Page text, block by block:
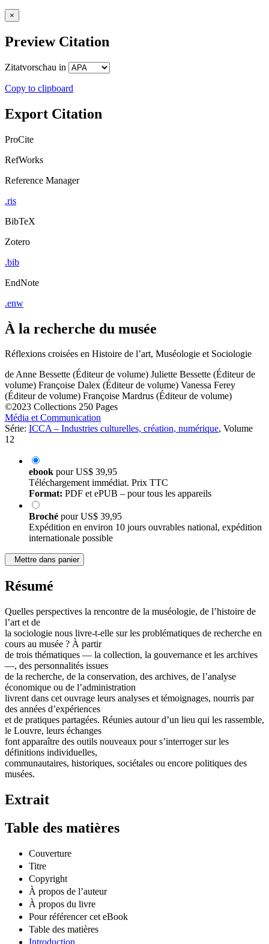
×
Preview Citation
Zitatvorschau in
Copy to clipboard
Export Citation
ProCite
RefWorks
Reference Manager
.ris
BibTeX
Zotero
.bib
EndNote
.enw
À la recherche du musée
Réflexions croisées en Histoire de l’art, Muséologie et Sociologie
deAnne Bessette (Éditeur de volume) Juliette Bessette (Éditeur de
volume) Françoise Dalex (Éditeur de volume) Vanessa Ferey
(Éditeur de volume) Françoise Mardrus (Éditeur de volume)
©2023 Collections 250 Pages
Média et Communication
Série: ICCA – Industries culturelles, création, numérique, Volume
12
ebook pourUS$ 39,95
Téléchargement immédiat. Prix TTC
Format: PDF et ePUB – pour tous les appareils
Broché pourUS$ 39,95
Expédition en environ 10 jours ouvrables national, expédition
internationale possible
Mettre dans panier
Résumé
Quelles perspectives la rencontre de la muséologie, de l’histoire de
l’art et de
la sociologie nous livre-t-elle sur les problématiques de recherche en
cours au musée ? À partir
de trois thématiques — la collection, la gouvernance et les archives
—, des personnalités issues
de la recherche, de la conservation, des archives, de l’analyse
économique ou de l’administration
livrent dans cet ouvrage leurs analyses et témoignages, nourris par
des années d’expériences
et de pratiques partagées. Réunies autour d’un lieu qui les rassemble,
le Louvre, leurs échanges
font apparaître des outils nouveaux pour s’interroger sur les
définitions individuelles,
communautaires, historiques, sociétales ou encore politiques des
musées.
Extrait
Table des matières
Couverture
Titre
Copyright
À propos de l’auteur
À propos du livre
Pour référencer cet eBook
Table des matières
Introduction